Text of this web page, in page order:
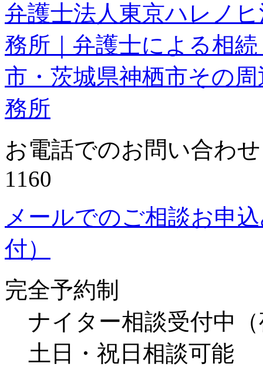
弁護士法人東京ハレノ
務所｜弁護士による相
市・茨城県神栖市その
務所
お電話でのお問い合わ
1160
メールでのご相談お申
付）
完全予約制
ナイター相談受付中
土日・祝日相談可能